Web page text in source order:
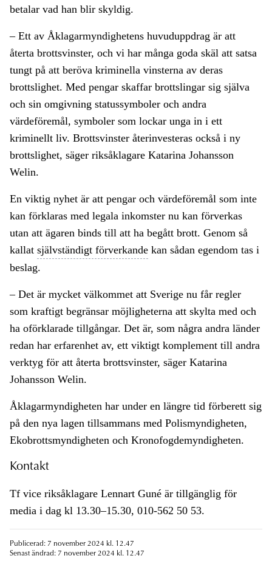
betalar vad han blir skyldig.
– Ett av Åklagarmyndighetens huvuduppdrag är att
återta brottsvinster, och vi har många goda skäl att satsa
tungt på att beröva kriminella vinsterna av deras
brottslighet. Med pengar skaffar brottslingar sig själva
och sin omgivning statussymboler och andra
värdeföremål, symboler som lockar unga in i ett
kriminellt liv. Brottsvinster återinvesteras också i ny
brottslighet, säger riksåklagare Katarina Johansson
Welin.
En viktig nyhet är att pengar och värdeföremål som inte
kan förklaras med legala inkomster nu kan förverkas
utan att ägaren binds till att ha begått brott. Genom så
kallat självständigt förverkande kan sådan egendom tas i
beslag.
– Det är mycket välkommet att Sverige nu får regler
som kraftigt begränsar möjligheterna att skylta med och
ha oförklarade tillgångar. Det är, som några andra länder
redan har erfarenhet av, ett viktigt komplement till andra
verktyg för att återta brottsvinster, säger Katarina
Johansson Welin.
Åklagarmyndigheten har under en längre tid förberett sig
på den nya lagen tillsammans med Polismyndigheten,
Ekobrottsmyndigheten och Kronofogdemyndigheten.
Kontakt
Tf vice riksåklagare Lennart Guné är tillgänglig för
media i dag kl 13.30–15.30, 010-562 50 53.
Publicerad: 7 november 2024 kl. 12.47
Senast ändrad: 7 november 2024 kl. 12.47